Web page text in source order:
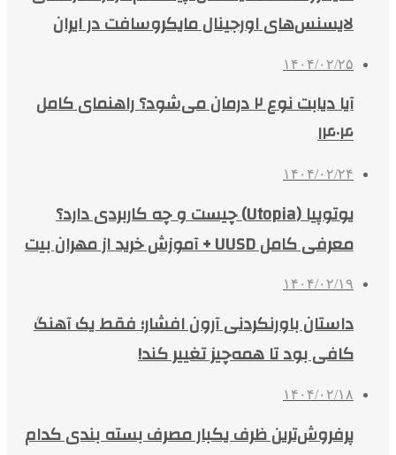
لایسنس‌های اورجینال مایکروسافت در ایران
۱۴۰۴/۰۲/۲۵
آیا دیابت نوع ۲ درمان می‌شود؟ راهنمای کامل
۱۴۰۴
۱۴۰۴/۰۲/۲۴
یوتوپیا (Utopia) چیست و چه کاربردی دارد؟
معرفی کامل UUSD + آموزش خرید از مهران بیت
۱۴۰۴/۰۲/۱۹
داستان باورنکردنی آرون افشار؛ فقط یک آهنگ
کافی بود تا همه‌چیز تغییر کند!
۱۴۰۴/۰۲/۱۸
پرفروش‌ترین ظرف یکبار مصرف بسته بندی کدام